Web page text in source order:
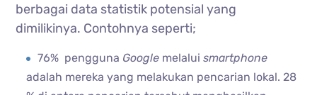
berbagai data statistik potensial yang
dimilikinya. Contohnya seperti;
76% pengguna Google melaluismartphone
adalah mereka yang melakukan pencarian lokal. 28